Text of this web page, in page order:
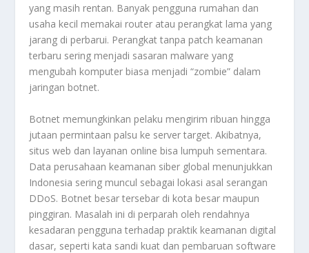
yang masih rentan. Banyak pengguna rumahan dan
usaha kecil memakai router atau perangkat lama yang
jarang di perbarui. Perangkat tanpa patch keamanan
terbaru sering menjadi sasaran malware yang
mengubah komputer biasa menjadi “zombie” dalam
jaringan botnet.
Botnet memungkinkan pelaku mengirim ribuan hingga
jutaan permintaan palsu ke server target. Akibatnya,
situs web dan layanan online bisa lumpuh sementara.
Data perusahaan keamanan siber global menunjukkan
Indonesia sering muncul sebagai lokasi asal serangan
DDoS. Botnet besar tersebar di kota besar maupun
pinggiran. Masalah ini di perparah oleh rendahnya
kesadaran pengguna terhadap praktik keamanan digital
dasar, seperti kata sandi kuat dan pembaruan software